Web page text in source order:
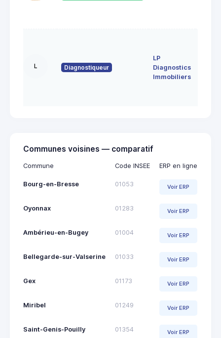
L Diagnostiqueur
LP
Diagnostics
Immobiliers
Communes voisines — comparatif
Commune Code INSEE ERP en ligne
Bourg-en-Bresse 01053 Voir ERP
Oyonnax 01283 Voir ERP
Ambérieu-en-Bugey 01004 Voir ERP
Bellegarde-sur-Valserine 01033 Voir ERP
Gex 01173 Voir ERP
Miribel 01249 Voir ERP
Saint-Genis-Pouilly 01354 Voir ERP